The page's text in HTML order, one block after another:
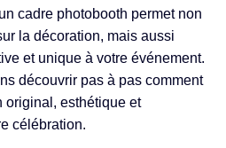
cadre photobooth permet non
la décoration, mais aussi
et unique à votre événement.
découvrir pas à pas comment
original, esthétique et
célébration.